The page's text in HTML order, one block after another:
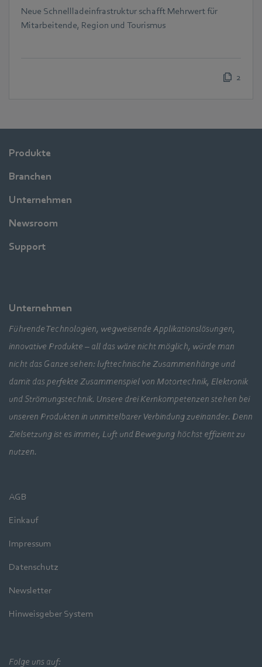
Neue Schnellladeinfrastruktur schafft Mehrwert für
Mitarbeitende, Region und Tourismus
2
Produkte
Branchen
Unternehmen
Newsroom
Support
Unternehmen
Führende Technologien, wegweisende Applikationslösungen,
innovative Produkte – all das wäre nicht möglich, würde man
nicht das Ganze sehen: lufttechnische Zusammenhänge und
damit das perfekte Zusammenspiel von Motortechnik, Elektronik
und Strömungstechnik. Unsere drei Kernkompetenzen stehen bei
unseren Produkten in unmittelbarer Verbindung zueinander. Denn
Zielsetzung ist es immer, Luft und Bewegung höchst effizient zu
nutzen.
AGB
Einkauf
Impressum
Datenschutz
Newsletter
Hinweisgeber System
Folge uns auf: